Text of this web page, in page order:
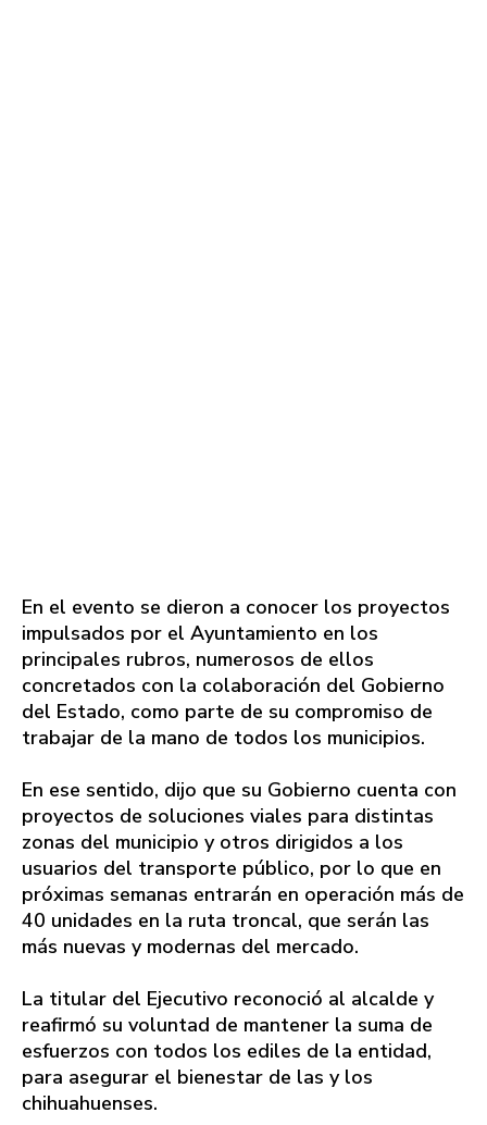
En el evento se dieron a conocer los proyectos
impulsados por el Ayuntamiento en los
principales rubros, numerosos de ellos
concretados con la colaboración del Gobierno
del Estado, como parte de su compromiso de
trabajar de la mano de todos los municipios.
En ese sentido, dijo que su Gobierno cuenta con
proyectos de soluciones viales para distintas
zonas del municipio y otros dirigidos a los
usuarios del transporte público, por lo que en
próximas semanas entrarán en operación más de
40 unidades en la ruta troncal, que serán las
más nuevas y modernas del mercado.
La titular del Ejecutivo reconoció al alcalde y
reafirmó su voluntad de mantener la suma de
esfuerzos con todos los ediles de la entidad,
para asegurar el bienestar de las y los
chihuahuenses.